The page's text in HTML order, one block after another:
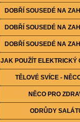
DOBŘÍ SOUSEDÉ NA
DOBŘÍ SOUSEDÉ NA
DOBŘÍ SOUSEDÉ NA
JAK POUŽÍT ELEKTRICKÝ
TĚLOVÉ SVÍCE -
NĚCO PRO
ODRŮDY